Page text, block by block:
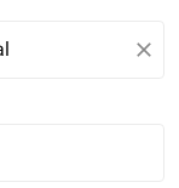
close